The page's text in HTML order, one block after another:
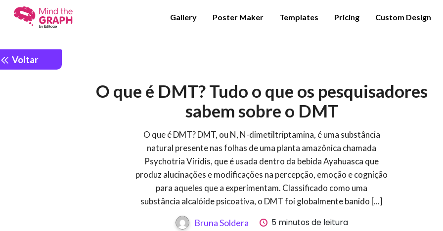
Gallery Poster Maker Templates Pricing Custom Design
Voltar
O que é DMT? Tudo o que os pesquisadores
sabem sobre o DMT
O que é DMT? DMT, ou N, N-dimetiltriptamina, é uma substância
natural presente nas folhas de uma planta amazônica chamada
Psychotria Viridis, que é usada dentro da bebida Ayahuasca que
produz alucinações e modificações na percepção, emoção e cognição
para aqueles que a experimentam. Classificado como uma
substância alcalóide psicoativa, o DMT foi globalmente banido [...]
Bruna Soldera
5 minutos de leitura